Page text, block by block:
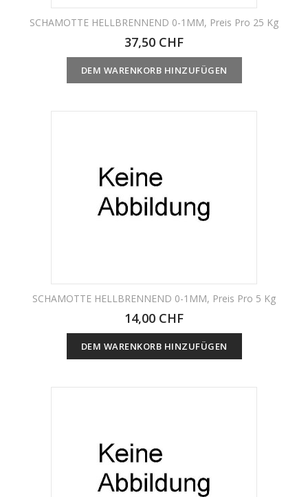
Nicht Auf Lager
SCHAMOTTE HELLBRENNEND 0-1MM, Preis Pro 25 Kg
37,50 CHF
DEM WARENKORB HINZUFÜGEN
SCHAMOTTE HELLBRENNEND 0-1MM, Preis Pro 5 Kg
14,00 CHF
DEM WARENKORB HINZUFÜGEN